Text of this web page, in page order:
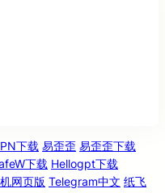
下载 易歪歪 易歪歪下载
下载 Hellogpt下载
网页版 Telegram中文 纸飞